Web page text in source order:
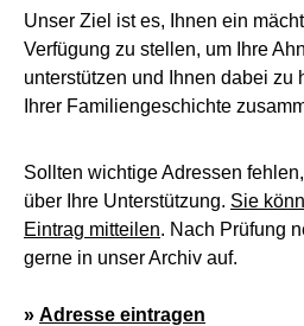
Unser Ziel ist es, Ihnen ein
Verfügung zu stellen, um Ihre
unterstützen und Ihnen dabei zu
Ihrer Familiengeschichte
Sollten wichtige Adressen
über Ihre Unterstützung. Sie
Eintrag mitteilen. Nach Prüfung
gerne in unser Archiv auf.
» Adresse eintragen